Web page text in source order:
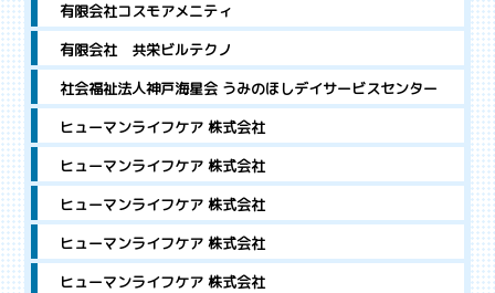
有限会社コスモアメニティ
有限会社 共栄ビルテクノ
社会福祉法人神戸海星会 うみのほしデイサービスセンター
ヒューマンライフケア 株式会社
ヒューマンライフケア 株式会社
ヒューマンライフケア 株式会社
ヒューマンライフケア 株式会社
ヒューマンライフケア 株式会社